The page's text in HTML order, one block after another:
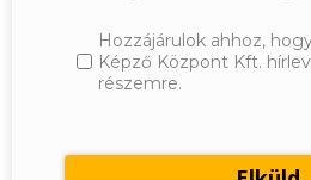
Hozzájárulok ahhoz,
Képző Központ Kft.
részemre.